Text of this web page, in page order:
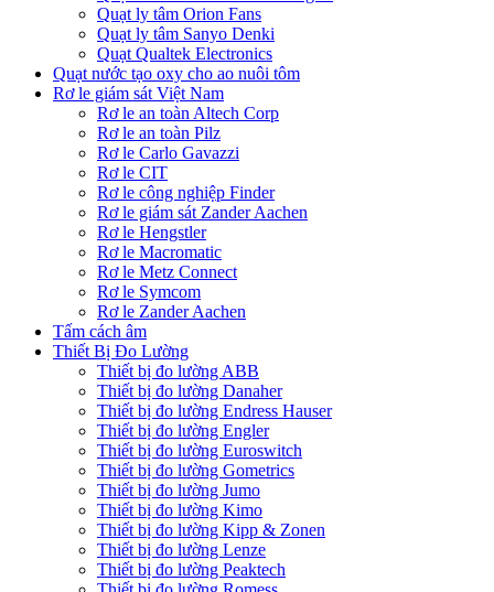
Quạt ly tâm Orion Fans
Quạt ly tâm Sanyo Denki
Quạt Qualtek Electronics
Quạt nước tạo oxy cho ao nuôi tôm
Rơ le giám sát Việt Nam
Rơ le an toàn Altech Corp
Rơ le an toàn Pilz
Rơ le Carlo Gavazzi
Rơ le CIT
Rơ le công nghiệp Finder
Rơ le giám sát Zander Aachen
Rơ le Hengstler
Rơ le Macromatic
Rơ le Metz Connect
Rơ le Symcom
Rơ le Zander Aachen
Tấm cách âm
Thiết Bị Đo Lường
Thiết bị đo lường ABB
Thiết bị đo lường Danaher
Thiết bị đo lường Endress Hauser
Thiết bị đo lường Engler
Thiết bị đo lường Euroswitch
Thiết bị đo lường Gometrics
Thiết bị đo lường Jumo
Thiết bị đo lường Kimo
Thiết bị đo lường Kipp & Zonen
Thiết bị đo lường Lenze
Thiết bị đo lường Peaktech